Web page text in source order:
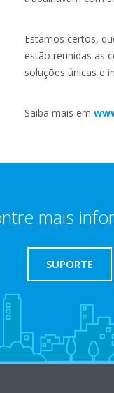
Estamos certos,
estão reunidas as
soluções únicas e
Saiba mais em
mais
SUPORTE